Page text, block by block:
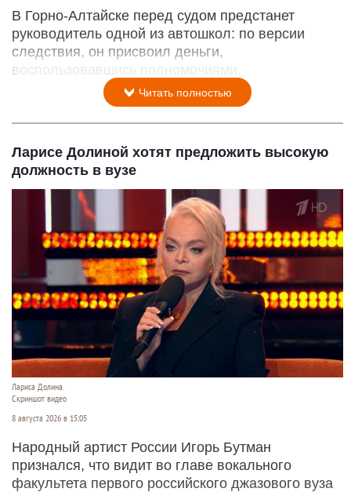
В Горно-Алтайске перед судом предстанет
руководитель одной из автошкол: по версии
следствия, он присвоил деньги,
воспользовавшись полномочиями.
Читать полностью
Ларисе Долиной хотят предложить высокую
должность в вузе
Лариса Долина.
Скриншот видео
8 августа 2026 в 15:05
Народный артист России Игорь Бутман
признался, что видит во главе вокального
факультета первого российского джазового вуза